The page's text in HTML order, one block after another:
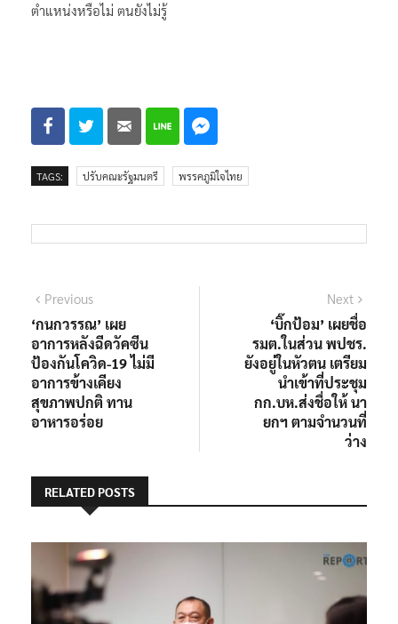
ตำแหน่งหรือไม่ ตนยังไม่รู้
TAGS: ปรับคณะรัฐมนตรี พรรคภูมิใจไทย
แนะแนว
เรื่อง
PreviousPrevious
post:
‘กนกวรรณ’ เผย
อาการหลังฉีดวัคซีน
ป้องกันโควิด-19 ไม่มี
อาการข้างเคียง
สุขภาพปกติ ทาน
อาหารอร่อย
Next
‘บิ๊กป้อม’ เผยชื่อ
รมต.ในส่วน พปชร.
ยังอยู่ในหัวตน เตรียม
นำเข้าที่ประชุม
กก.บห.ส่งชื่อให้ นา
ยกฯ ตามจำนวนที่
ว่าง
RELATED POSTS